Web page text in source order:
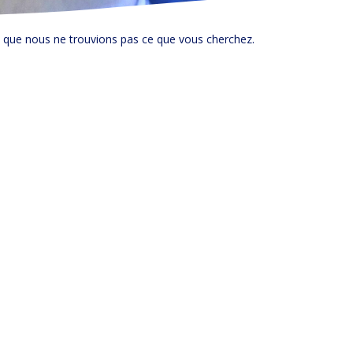
nous ne trouvions pas ce que vous cherchez.